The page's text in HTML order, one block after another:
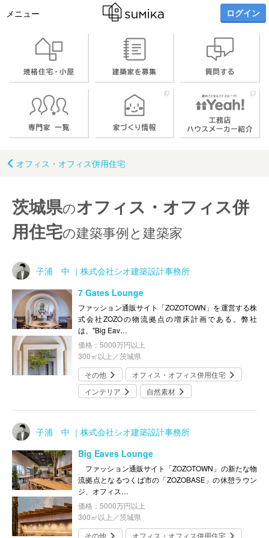
メニュー ログイン
オフィス・オフィス併用住宅
茨城県のオフィス・オフィス併
用住宅の建築事例と建築家
子浦 中 ｜株式会社シオ建築設計事務所
7 Gates Lounge
ファッション通販サイト「ZOZOTOWN」を運営する株
式会社ZOZOの物流拠点の増床計画である。弊社
は、"Big Eav…
価格：5000万円以上
300㎡以上／茨城県
その他
オフィス・オフィス併用住宅
インテリア
自然素材
子浦 中 ｜株式会社シオ建築設計事務所
Big Eaves Lounge
ファッション通販サイト「ZOZOTOWN」の新たな物
流拠点となるつくば市の「ZOZOBASE」の休憩ラウン
ジ、オフィス…
価格：5000万円以上
300㎡以上／茨城県
その他
オフィス・オフィス併用住宅